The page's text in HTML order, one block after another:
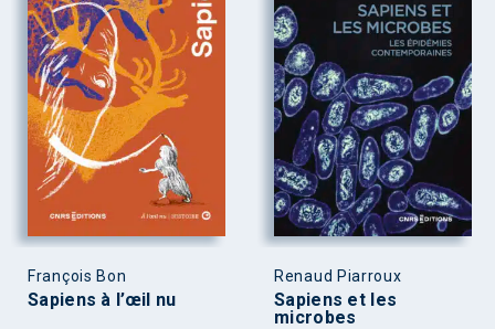
François Bon
Sapiens à l’œil nu
Renaud Piarroux
Sapiens et les
microbes